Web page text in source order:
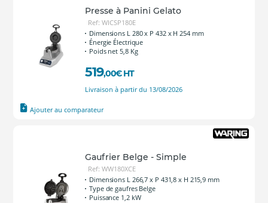
Presse à Panini Gelato
Ref: WICSP180E
Dimensions L 280 x P 432 x H 254 mm
Énergie Électrique
Poids net 5,8 Kg
519,00€ HT
Livraison à partir du 13/08/2026
Ajouter au comparateur
Gaufrier Belge - Simple
Ref: WW180XCE
Dimensions L 266,7 x P 431,8 x H 215,9 mm
Type de gaufres Belge
Puissance 1,2 kW